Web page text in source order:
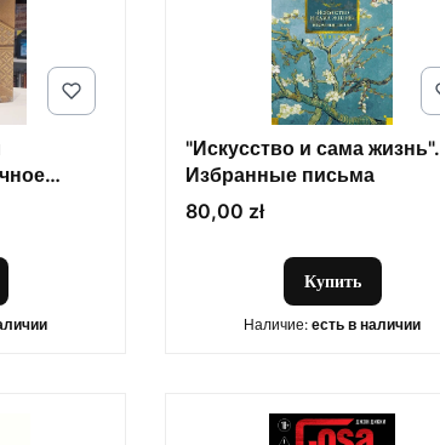
"Искусство и сама жизнь".
Избранные письма
Цена
80,00 zł
Купить
Наличие: есть в наличии